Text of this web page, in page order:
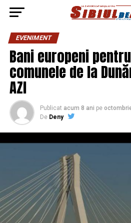
EVENIMENT
Bani europeni
comunele de la
AZI
Publicat acum 8 ani pe
De Deny